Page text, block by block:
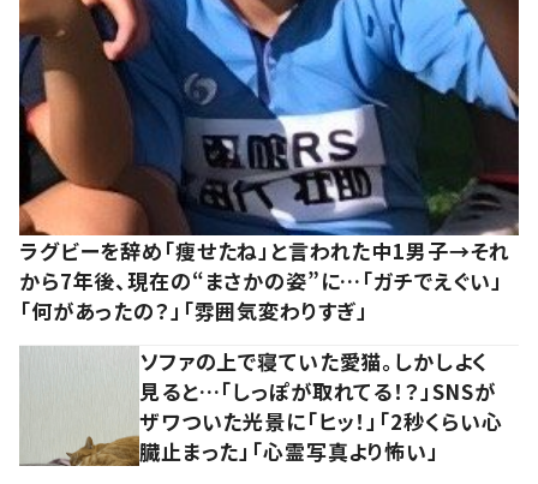
ラグビーを辞め「痩せたね」と言われた中1男子→それ
から7年後、現在の“まさかの姿”に…「ガチでえぐい」
「何があったの？」「雰囲気変わりすぎ」
ソファの上で寝ていた愛猫。しかしよく
見ると…「しっぽが取れてる！？」SNSが
ザワついた光景に「ヒッ！」「2秒くらい心
臓止まった」「心霊写真より怖い」